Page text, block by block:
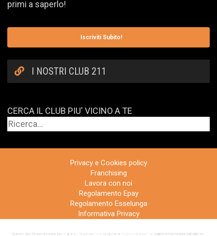
primi a saperlo!
Iscriviti Subito!
I NOSTRI CLUB 211
CERCA IL CLUB PIU' VICINO A TE
Privacy e Cookies policy
Franchising
Lavora con noi
Regolamento Epay
Regolamento Esselunga
Informativa Privacy
FITNESS INVESTMENT SRL
Questo sito fa uso di cookie per migliorare l’esperienza di navigazione degli utenti e per raccogliere informazioni sull’utilizzo